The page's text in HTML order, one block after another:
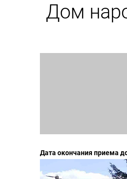
Дом
Дата окончания приема